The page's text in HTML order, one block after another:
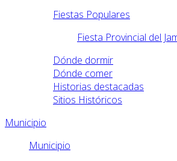
Fiestas Populares
Fiesta Provincial del
Dónde dormir
Dónde comer
Historias destacadas
Sitios Históricos
Municipio
Municipio